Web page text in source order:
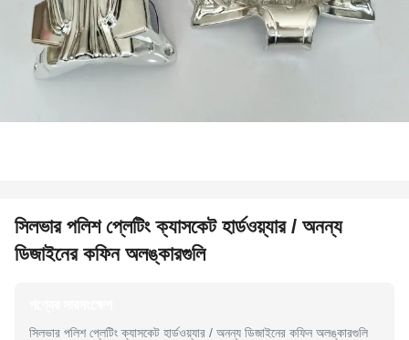
সিলভার পলিশ প্লেটিং ক্যাসকেট হার্ডওয়্যার / অনন্য
ডিজাইনের কফিন অলঙ্কারগুলি
সিলভার পলিশ প্লেটিং ক্যাসকেট হার্ডওয়্যার / অনন্য ডিজাইনের কফিন অলঙ্কারগুলি